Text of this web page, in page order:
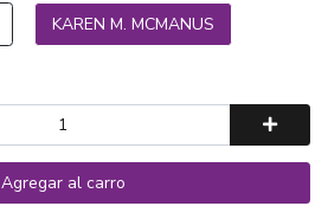
KAREN M. MCMANUS
Agregar al carro